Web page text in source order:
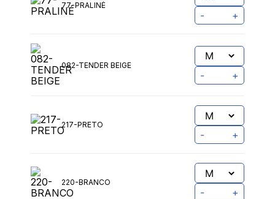
77-PRALINÉ
- +
082-TENDER BEIGE
- +
217-PRETO
- +
220-BRANCO
- +